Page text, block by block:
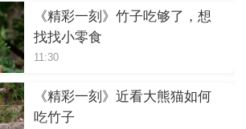
《精彩一刻》竹子吃够了，想
找找小零食
11:30
《精彩一刻》近看大熊猫如何
吃竹子